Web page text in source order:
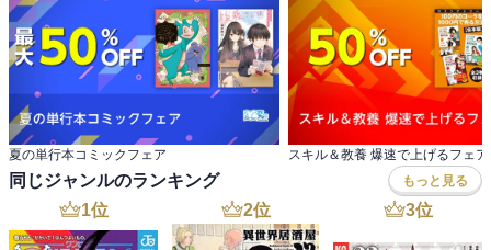
夏の単行本コミックフェア スキル＆教養 爆速で上げるフェア
同じジャンルのランキング もっと見る
1位 2位 3位